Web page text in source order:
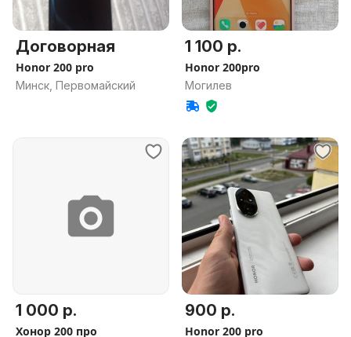
Договорная
Honor 200 pro
Минск, Первомайский
1 100 р.
Honor 200pro
Могилев
1 000 р.
Хонор 200 про
900 р.
Honor 200 pro